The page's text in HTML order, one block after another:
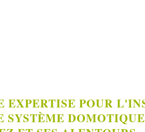
EXPERTISE POUR
SYSTÈME